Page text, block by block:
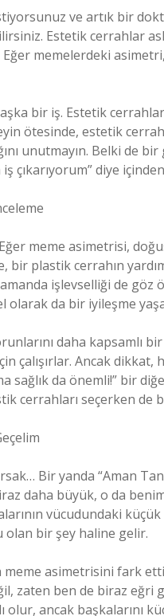
ve artık bir
Estetik cerrahlar
memelerdeki
bir iş. Estetik
ötesinde, estetik
unutmayın. Belki de
çıkarıyorum” diye
meme asimetrisi,
bir plastik cerrahın
işlevselliği de
olarak da bir iyileşme
daha kapsamlı
çalışırlar. Ancak
sağlık da önemli!” bir
cerrahları seçerken
Bir yanda “Aman
daha büyük, o da
vücudundaki
olan bir şey haline gelir.
meme asimetrisini fark
zaten ben de biraz
olur, ancak başkalarını